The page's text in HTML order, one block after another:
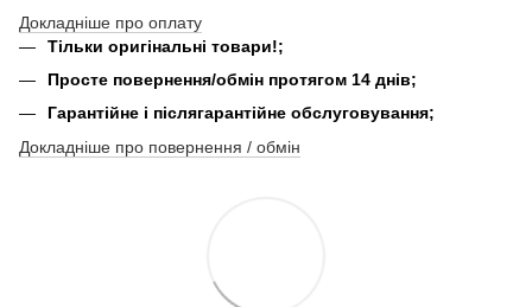
Докладніше про оплату
Тільки оригінальні товари!;
Просте повернення/обмін протягом 14 днів;
Гарантійне і післягарантійне обслуговування;
Докладніше про повернення / обмін